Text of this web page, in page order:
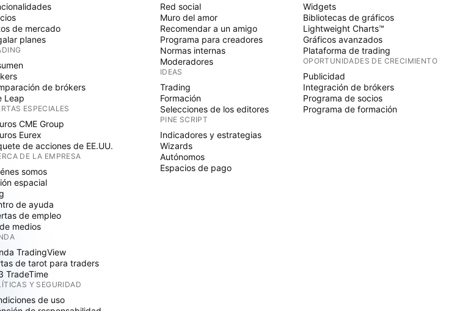
de mercado
planes
de brókers
Leap
ESPECIALES
CME Group
Eurex
de acciones de EE.UU.
DE LA EMPRESA
somos
espacial
de ayuda
de empleo
medios
TradingView
de tarot para traders
TradeTime
Y SEGURIDAD
de uso
Red social
Muro del amor
Recomendar a un amigo
Programa para creadores
Normas internas
Moderadores
IDEAS
Trading
Formación
Selecciones de los editores
PINE SCRIPT
Indicadores y estrategias
Wizards
Autónomos
Espacios de pago
Widgets
Bibliotecas de gráficos
Lightweight Charts™
Gráficos avanzados
Plataforma de trading
OPORTUNIDADES DE CRECIMIENTO
Publicidad
Integración de brókers
Programa de socios
Programa de formación